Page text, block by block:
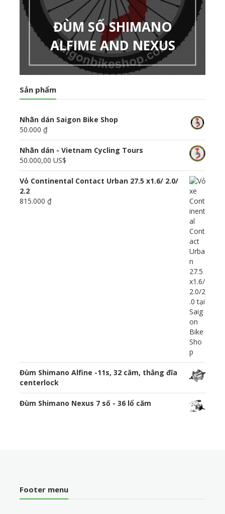
ĐÙM SỐ SHIMANO
ALFIME AND NEXUS
Sản phẩm
Nhãn dán Saigon Bike Shop
50.000 ₫
Nhãn dán - Vietnam Cycling Tours
50.000,00 US$
Vỏ Continental Contact Urban 27.5 x1.6/ 2.0/
2.2
815.000 ₫
Đùm Shimano Alfine -11s, 32 căm, thắng đĩa
centerlock
Đùm Shimano Nexus 7 số - 36 lổ căm
Footer menu